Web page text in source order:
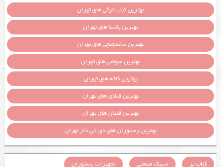
بهترین کباب ترکی های تهران
بهترین پاستا های تهران
بهترین ساندویچی های تهران
بهترین سوشی های تهران
بهترین کافه های تهران
بهترین قنادی های تهران
بهترین قلیان های تهران
بهترین رستوران های دی جی دار تهران
کباب پز سینک صنعتی
تجهیزات رستوران